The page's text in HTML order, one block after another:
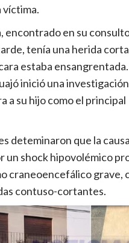
víctima.
encontrado en su
tenía una herida
estaba
inició una
a su hijo como el principal
deteminaron que la
un shock hipovolémico
craneoencefálico grave,
contuso-cortantes.